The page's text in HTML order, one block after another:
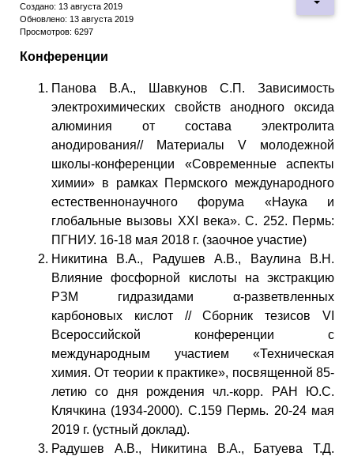
Создано: 13 августа 2019
Обновлено: 13 августа 2019
Просмотров: 6297
Конференции
Панова В.А., Шавкунов С.П. Зависимость
электрохимических свойств анодного оксида
алюминия от состава электролита
анодирования// Материалы V молодежной
школы-конференции «Современные аспекты
химии» в рамках Пермского международного
естественнонаучного форума «Наука и
глобальные вызовы XXI века». C. 252. Пермь:
ПГНИУ. 16-18 мая 2018 г. (заочное участие)
Никитина В.А., Радушев А.В., Ваулина В.Н.
Влияние фосфорной кислоты на экстракцию
РЗМ гидразидами α-разветвленных
карбоновых кислот // Сборник тезисов VI
Всероссийской конференции с
международным участием «Техническая
химия. От теории к практике», посвященной 85-
летию со дня рождения чл.-корр. РАН Ю.С.
Клячкина (1934-2000). С.159 Пермь. 20-24 мая
2019 г. (устный доклад).
Радушев А.В., Никитина В.А., Батуева Т.Д.